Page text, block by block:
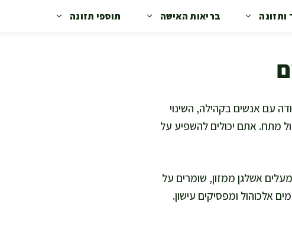
ותזונה בריאות האישה תוספי תזונה
עם אנשים בקהילה, השינוי
מתח. אתם יכולים להשפיע על
אשלגן ממזון, שומרים על
אלכוהול ומפסיקים עישון.